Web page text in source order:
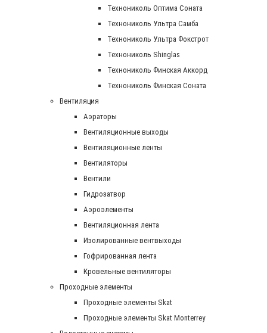
Технониколь Оптима Соната
Технониколь Ультра Самба
Технониколь Ультра Фокстрот
Технониколь Shinglas
Технониколь Финская Аккорд
Технониколь Финская Соната
Вентиляция
Аэраторы
Вентиляционные выходы
Вентиляционные ленты
Вентиляторы
Вентили
Гидрозатвор
Аэроэлементы
Вентиляционная лента
Изолированные вентвыходы
Гофрированная лента
Кровельные вентиляторы
Проходные элементы
Проходные элементы Skat
Проходные элементы Skat Monterrey